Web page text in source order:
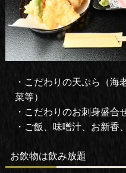
・こだわりの天ぷら（海
菜等）
・こだわりのお刺身盛合
・ご飯、味噌汁、お新香
お飲物は飲み放題